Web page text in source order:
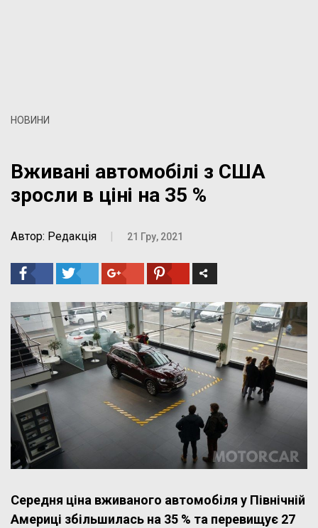
НОВИНИ
Вживані автомобілі з США
зросли в ціні на 35 %
Автор: Редакція 21 Гру, 2021
Середня ціна вживаного автомобіля у Північній
Америці збільшилась на 35 % та перевищує 27